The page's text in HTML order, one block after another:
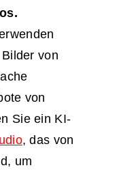
von
von
Sie ein KI-
, das von
um